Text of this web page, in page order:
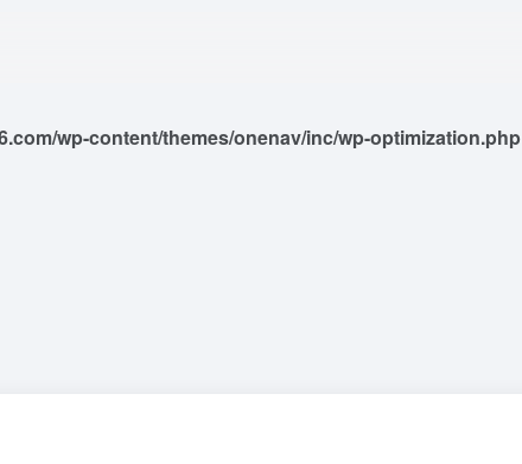
wp-content/themes/onenav/inc/wp-optimization.php